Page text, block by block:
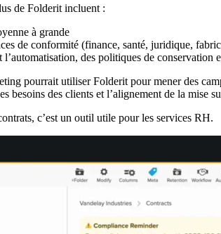
de Folderit incluent :
à grande
de conformité (finance, santé, juridique,
l’automatisation, des politiques de conservation
pourrait utiliser Folderit pour mener des
besoins des clients et l’alignement de la mise
c’est un outil utile pour les services RH.